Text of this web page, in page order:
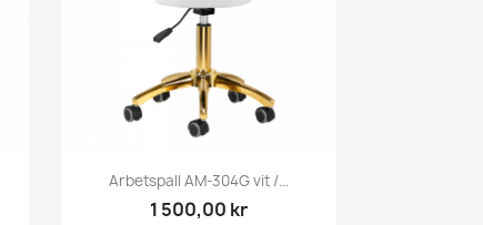
Snabbvy
Arbetspall AM-304G vit /...
1 500,00 kr